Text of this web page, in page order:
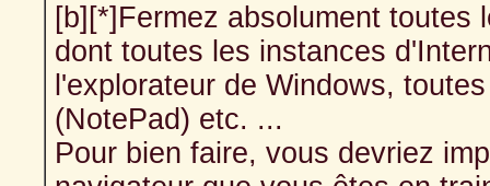
[b][*]Fermez absolument toutes
dont toutes les instances
l'explorateur de Windows,
(NotePad) etc. ...
Pour bien faire, vous devriez